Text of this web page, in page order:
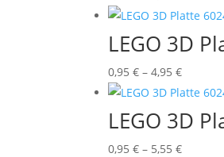
0,95 €
bis
5,75 €
LEGO 3D
0,95 € – 4,95 €
0,95 €
bis
4,95 €
LEGO 3D
0,95 € – 5,55 €